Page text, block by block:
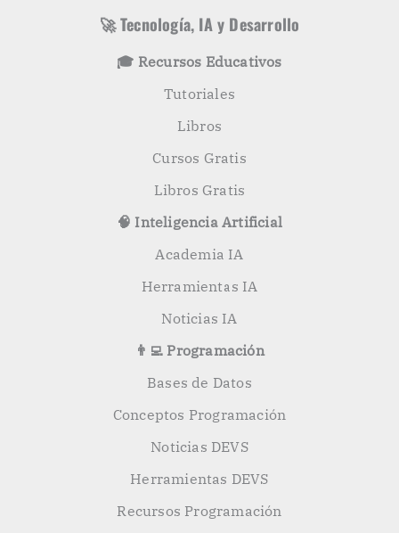
🚀 Tecnología, IA y Desarrollo
🎓 Recursos Educativos
Tutoriales
Libros
Cursos Gratis
Libros Gratis
🧠 Inteligencia Artificial
Academia IA
Herramientas IA
Noticias IA
👨‍💻 Programación
Bases de Datos
Conceptos Programación
Noticias DEVS
Herramientas DEVS
Recursos Programación